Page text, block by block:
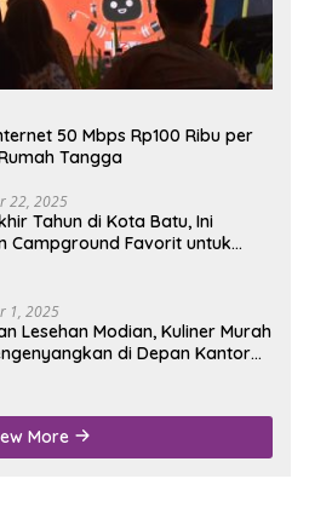
50 Mbps Rp100 Ribu per
Tangga
22, 2025
Tahun di Kota Batu, Ini
Campground Favorit untuk
1, 2025
Lesehan Modian, Kuliner Murah
di Depan Kantor
More